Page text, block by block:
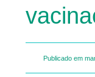
Publicado em